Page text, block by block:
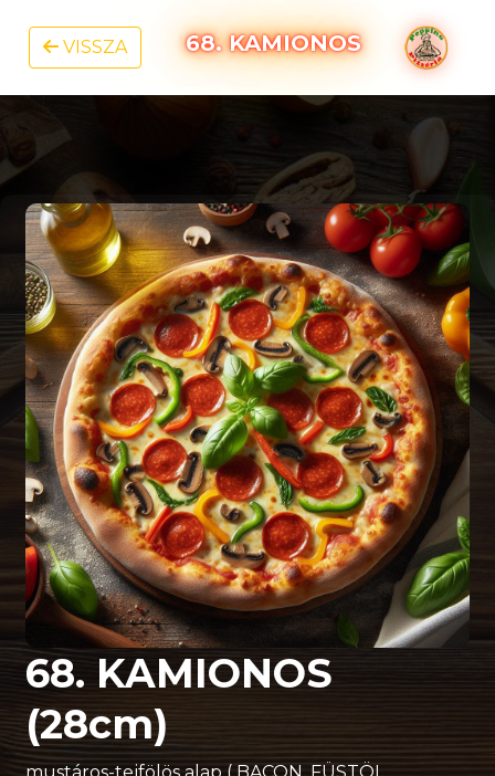
VISSZA 68. KAMIONOS
68. KAMIONOS
(28cm)